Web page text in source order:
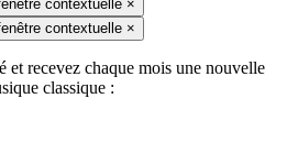
×
×
et recevez chaque mois une nouvelle
classique :